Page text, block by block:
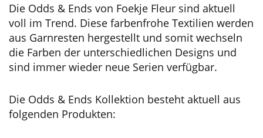
Die Odds & Ends von Foekje Fleur sind aktuell
voll im Trend. Diese farbenfrohe Textilien werden
aus Garnresten hergestellt und somit wechseln
die Farben der unterschiedlichen Designs und
sind immer wieder neue Serien verfügbar.
Die Odds & Ends Kollektion besteht aktuell aus
folgenden Produkten: